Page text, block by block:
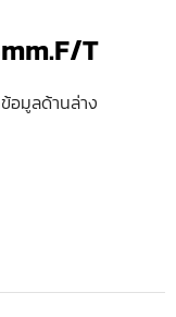
T
อมูลด้านล่าง